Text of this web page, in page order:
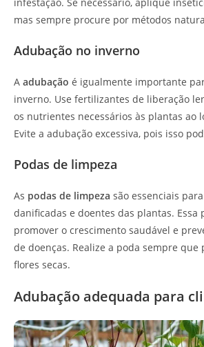
mas sempre procure por métodos
Adubação no inverno
A adubação é igualmente importante
inverno. Use fertilizantes de liberação
os nutrientes necessários às plantas ao
Evite a adubação excessiva, pois isso
Podas de limpeza
As podas de limpeza são essenciais
danificadas e doentes das plantas. Essa
promover o crescimento saudável e
de doenças. Realize a poda sempre que
flores secas.
Adubação adequada para